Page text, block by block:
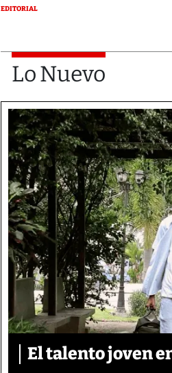
EDITORIAL
Lo Nuevo
El talento joven